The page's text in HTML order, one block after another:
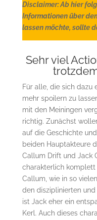
Disclaimer: Ab hier
Informationen über
lassen möchte, sollte
Sehr viel
Für alle, die sich dazu
mehr spoilern zu
mit den Meiningen
richtig. Zunächst
auf die Geschichte
beiden Hauptakteure
Callum Drift und Jack
charakterlich komplett
Callum, wie in so
den disziplinierten
ist Jack eher ein
Kerl. Auch dieses